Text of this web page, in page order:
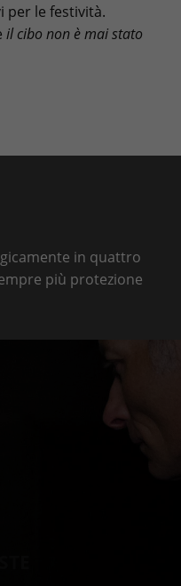
per le festività.
il cibo non è mai stato
in quattro
più protezione